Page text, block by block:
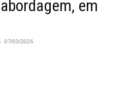
em
- 07/03/2026